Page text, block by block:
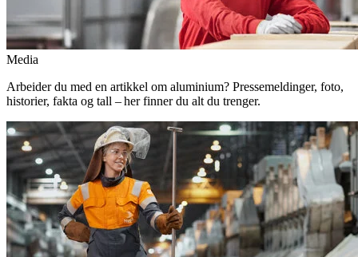
Media
Arbeider du med en artikkel om aluminium? Pressemeldinger, foto,
historier, fakta og tall – her finner du alt du trenger.